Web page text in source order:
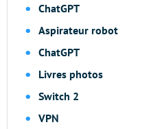
ChatGPT
Aspirateur robot
ChatGPT
Livres photos
Switch 2
VPN